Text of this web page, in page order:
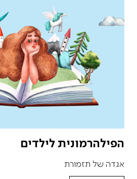
הפילהרמונית לילדים
אגדה של תזמורת